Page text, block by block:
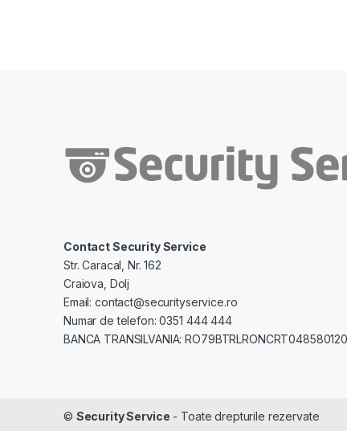
Contact Security Service
Str. Caracal, Nr. 162
Craiova, Dolj
Email: contact@securityservice.ro
Numar de telefon: 0351 444 444
BANCA TRANSILVANIA:
© Security Service - Toate drepturile rezervate